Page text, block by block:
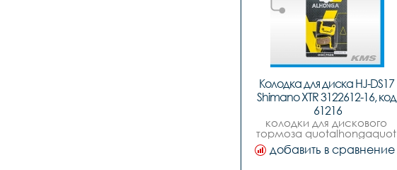
Колодка для диска HJ-DS17
Shimano XTR 3122612-16, код
61216
колодки для дискового
тормоза quotalhongaquot
hj-ds17 shimano xtr m965
966 saint m800  hone m601
добавить в сравнение